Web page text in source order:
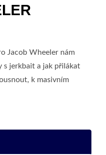
Jacob Wheeler nám
s jerkbait a jak přilákat
k masivním